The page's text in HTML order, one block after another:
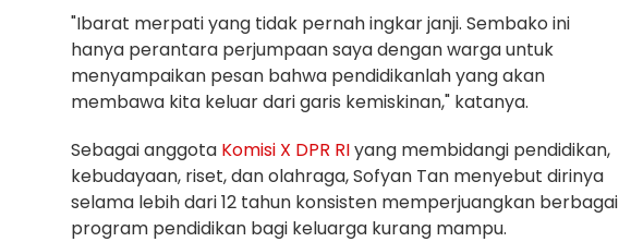
"Ibarat merpati yang tidak pernah ingkar janji. Sembako ini
hanya perantara perjumpaan saya dengan warga untuk
menyampaikan pesan bahwa pendidikanlah yang akan
membawa kita keluar dari garis kemiskinan," katanya.
Sebagai anggota Komisi X DPR RIyang membidangi pendidikan,
kebudayaan, riset, dan olahraga, Sofyan Tan menyebut dirinya
selama lebih dari 12 tahun konsisten memperjuangkan berbagai
program pendidikan bagi keluarga kurang mampu.